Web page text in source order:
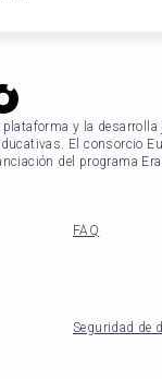
y la desarrolla
El consorcio
del programa
FAQ
Seguridad de